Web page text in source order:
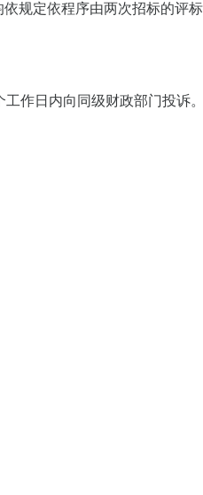
规定依程序由两次招标的
作日内向同级财政部门投诉。